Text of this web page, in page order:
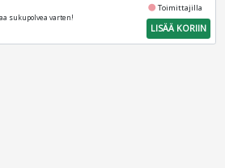
sukupolvea varten!
fiber_manual_recordToimittajilla
LISÄÄ KORIIN